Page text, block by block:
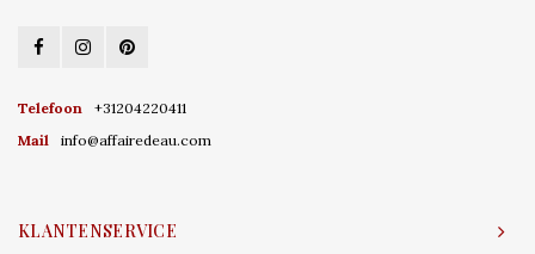
Telefoon
+31204220411
Mail
info@affairedeau.com
KLANTENSERVICE